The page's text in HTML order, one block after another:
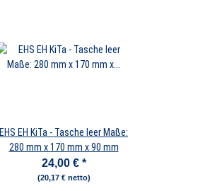
EHS EH KiTa - Tasche leer Maße:
280 mm x 170 mm x 90 mm
24,00 € *
(20,17 € netto)